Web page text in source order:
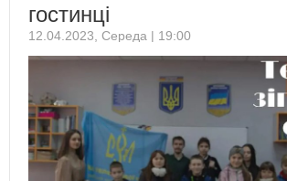
гостинці
12.04.2023, Середа | 19:00